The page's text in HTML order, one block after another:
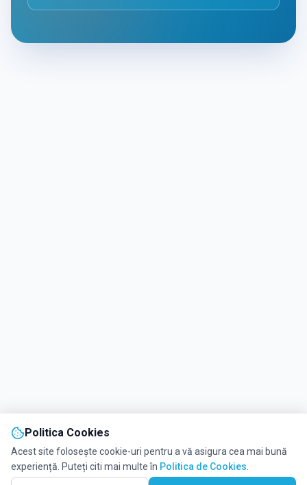
Politica Cookies
Acest site folosește cookie-uri pentru a vă asigura cea mai bună
experiență. Puteți citi mai multe în Politica de Cookies